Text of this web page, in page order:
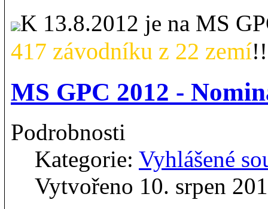
K 13.8.2012 je na MS
417 závodníku z 22 zemí
MS GPC 2012 -
Podrobnosti
Kategorie: Vyhlášené
Vytvořeno 10. srpen